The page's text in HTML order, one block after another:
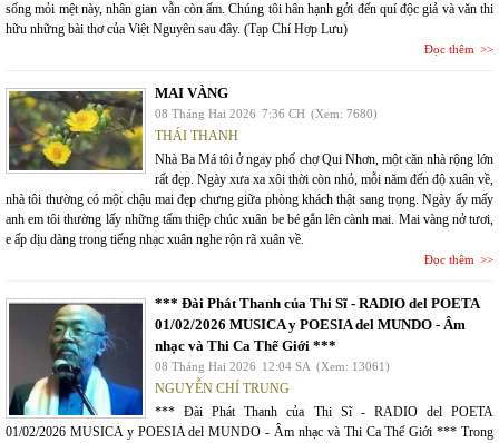
sống mỏi mệt này, nhân gian vẫn còn ấm. Chúng tôi hân hạnh gởi đến quí độc giả và văn thi
hữu những bài thơ của Việt Nguyên sau đây. (Tạp Chí Hợp Lưu)
Đọc thêm
MAI VÀNG
08 Tháng Hai 2026 7:36 CH (Xem: 7680)
THÁI THANH
Nhà Ba Má tôi ở ngay phố chợ Qui Nhơn, một căn nhà rộng lớn
rất đẹp. Ngày xưa xa xôi thời còn nhỏ, mỗi năm đến độ xuân về,
nhà tôi thường có một chậu mai đẹp chưng giữa phòng khách thật sang trọng. Ngày ấy mấy
anh em tôi thường lấy những tấm thiệp chúc xuân be bé gắn lên cành mai. Mai vàng nở tươi,
e ấp dịu dàng trong tiếng nhạc xuân nghe rộn rã xuân về.
Đọc thêm
*** Đài Phát Thanh của Thi Sĩ - RADIO del POETA
01/02/2026 MUSICA y POESIA del MUNDO - Âm
nhạc và Thi Ca Thế Giới ***
08 Tháng Hai 2026 12:04 SA (Xem: 13061)
NGUYỄN CHÍ TRUNG
*** Đài Phát Thanh của Thi Sĩ - RADIO del POETA
01/02/2026 MUSICA y POESIA del MUNDO - Âm nhạc và Thi Ca Thế Giới *** Trong